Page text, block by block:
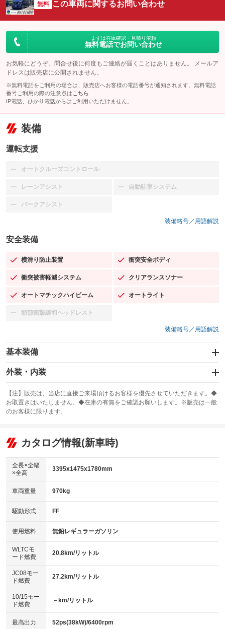
無料 この車両に関するお問い合わせ
まずは在庫確認・見積り依頼
無料電話でお問い合わせ
お気軽にどうぞ。問合せ後に何度もご連絡が届くことはありません。 メールア
ドレスは販売店に公開されません。
※無料電話をご利用の場合は、販売店へお客様の電話番号が通知されます。無料電話
番号ご利用の際の注意点は こちら
IP電話、ひかり電話からはご利用いただけません。
装備
運転支援
オートクルーズコントロール
：装備なし
レーンアシスト
：装備なし 自動駐車システム
：装備なし
パークアシスト
：装備なし
装備略号／用語解説
安全装備
横滑り防止装置
：装備あり 衝突安全ボディ
：装備あり
衝突被害軽減システム
：装備あり クリアランスソナー
：装備あり
オートマチックハイビーム
：装備あり オートライト
：装備あり
頸部衝撃緩和ヘッドレスト
：装備なし
装備略号／用語解説
基本装備
エアバッグ：運転席/助手席/サイド
：装備あり
：装備あり
サンルーフ
：装備なし ABS
リフトアップ
：装備なし
：装備なし
パワーウィンドウ
アイドリングストップ
：装備あり
USB入力端子
：装備あり
100V電源
：装備なし
センターデフロック
：装備なし
電動格納ミラー
：装備あり
外装・内装
カーナビ：メモリーナビ他
：装備あり
TV：フルセグ
：装備あり
ビジュアル：-／DVD再生
：装備あり
：装備あり
革シート
キーレス
HID(キセノンライト)
：装備なし
バックカメラ
：装備あり
エアロ
：装備なし
：装備なし
パワーシート
ベンチシート
：装備あり
チップアップシート
：装備なし
【注】販売は、当店に直接ご来場頂けるお客様を優先させていただきます。◆
お取置きはいたしません。◆在庫の有無をご確認お願いします。※販売は一般
のお客様に限ります。
カタログ情報(新車時)
全長×全幅
×全高
3395x1475x1780mm
車両重量 970kg
駆動形式 FF
使用燃料 無鉛レギュラーガソリン
WLTCモ
ード燃費
20.8km/リットル
JC08モー
ド燃費
27.2km/リットル
10/15モー
ド燃費
－km/リットル
最高出力 52ps(38kW)/6400rpm